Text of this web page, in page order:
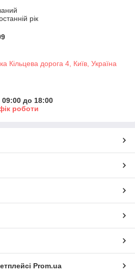
рік
Кільцева дорога 4, Київ, Україна
до 18:00
роботи
Prom.ua